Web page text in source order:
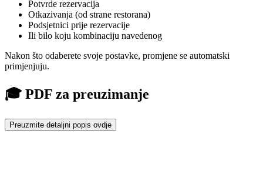
Potvrde rezervacija
Otkazivanja (od strane restorana)
Podsjetnici prije rezervacije
Ili bilo koju kombinaciju navedenog
Nakon što odaberete svoje postavke, promjene se automatski
primjenjuju.
🎓 PDF za preuzimanje
Preuzmite detaljni popis ovdje